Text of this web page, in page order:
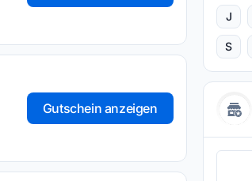
Gutschein anzeigen
J
S